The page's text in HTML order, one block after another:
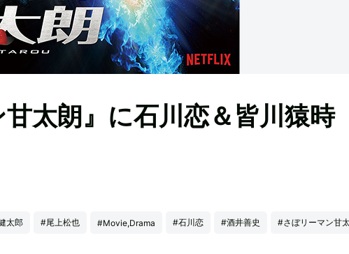
甘太朗』に石川恋＆皆川猿
太郎 #尾上松也 #Movie,Drama #石川恋 #酒井善史 #さぼリーマン甘